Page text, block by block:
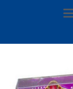
Prodotti